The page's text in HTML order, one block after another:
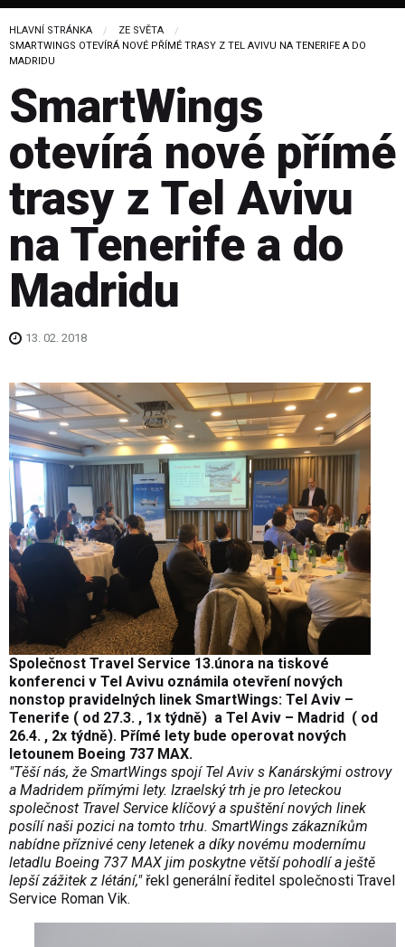
HLAVNÍ STRÁNKA
ZE SVĚTA
CURRENT:
SMARTWINGS OTEVÍRÁ NOVÉ PŘÍMÉ TRASY Z TEL AVIVU NA TENERIFE A DO
MADRIDU
SmartWings
otevírá nové přímé
trasy z Tel Avivu
na Tenerife a do
Madridu
13. 02. 2018
Společnost Travel Service 13.února na tiskové
konferenci v Tel Avivu oznámila otevření nových
nonstop pravidelných linek SmartWings: Tel Aviv –
Tenerife ( od 27.3. , 1x týdně) a Tel Aviv – Madrid ( od
26.4. , 2x týdně). Přímé lety bude operovat nových
letounem Boeing 737 MAX.
"Těší nás, že SmartWings spojí Tel Aviv s Kanárskými ostrovy
a Madridem přímými lety. Izraelský trh je pro leteckou
společnost Travel Service klíčový a spuštění nových linek
posílí naši pozici na tomto trhu. SmartWings zákazníkům
nabídne příznivé ceny letenek a díky novému modernímu
letadlu Boeing 737 MAX jim poskytne větší pohodlí a ještě
lepší zážitek z létání,"řekl generální ředitel společnosti Travel
Service Roman Vik.